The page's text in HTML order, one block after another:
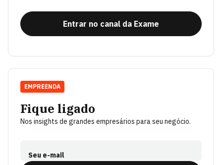
Entrar no canal da Exame
Fique ligado
Nos insights de grandes empresários para seu negócio.
Seu e-mail
EMPREENDA